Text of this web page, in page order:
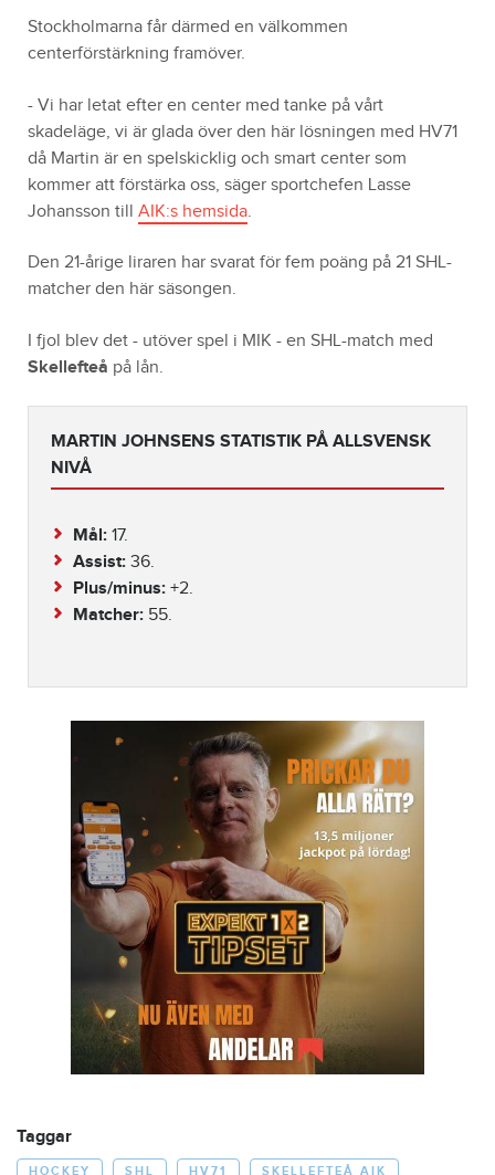
Stockholmarna får därmed en välkommen
centerförstärkning framöver.
- Vi har letat efter en center med tanke på vårt
skadeläge, vi är glada över den här lösningen med HV71
då Martin är en spelskicklig och smart center som
kommer att förstärka oss, säger sportchefen Lasse
Johansson till AIK:s hemsida.
Den 21-årige liraren har svarat för fem poäng på 21 SHL-
matcher den här säsongen.
I fjol blev det - utöver spel i MIK - en SHL-match med
Skellefteå på lån.
MARTIN JOHNSENS STATISTIK PÅ ALLSVENSK
NIVÅ
Mål: 17.
Assist: 36.
Plus/minus: +2.
Matcher: 55.
Taggar
HOCKEY SHL HV71 SKELLEFTEÅ AIK